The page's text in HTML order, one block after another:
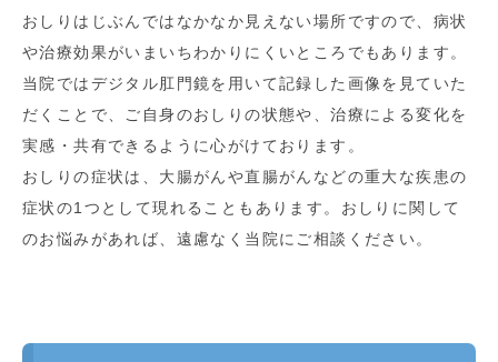
おしりはじぶんではなかなか見えない場所ですので、病状
や治療効果がいまいちわかりにくいところでもあります。
当院ではデジタル肛門鏡を用いて記録した画像を見ていた
だくことで、ご自身のおしりの状態や、治療による変化を
実感・共有できるように心がけております。
おしりの症状は、大腸がんや直腸がんなどの重大な疾患の
症状の1つとして現れることもあります。おしりに関して
のお悩みがあれば、遠慮なく当院にご相談ください。